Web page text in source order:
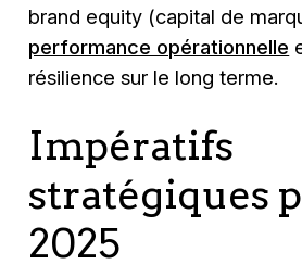
brand equity (capital de
performance opérationnelle
résilience sur le long terme.
Impératifs
stratégiques
2025